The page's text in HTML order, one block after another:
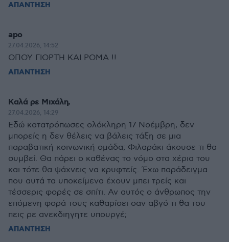
ΑΠΑΝΤΗΣΗ
apo
27.04.2026, 14:52
ΟΠΟΥ ΓΙΟΡΤΉ ΚΑΙ ΡΟΜΑ !!
ΑΠΑΝΤΗΣΗ
Καλά ρε Μιχάλη,
27.04.2026, 14:29
Εδώ κατατρόπωσες ολόκληρη 17 Νοέμβρη, δεν
μπορείς η δεν θέλεις να βάλεις τάξη σε μια
παραβατική κοινωνική ομάδα; Φιλαράκι άκουσε τι θα
συμβεί. Θα πάρει ο καθένας το νόμο στα χέρια του
και τότε θα ψάχνεις να κρυφτείς. Έχω παράδειγμα
που αυτά τα υποκείμενα έχουν μπει τρείς και
τέσσερις φορές σε σπίτι. Αν αυτός ο άνθρωπος την
επόμενη φορά τους καθαρίσει σαν αβγό τι θα του
πεις ρε ανεκδιηγητε υπουργέ;
ΑΠΑΝΤΗΣΗ